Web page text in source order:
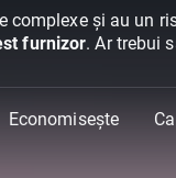
complexe și au un
furnizor. Ar trebui
Economisește